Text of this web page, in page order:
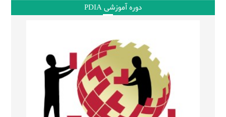
دوره آموزشی PDIA